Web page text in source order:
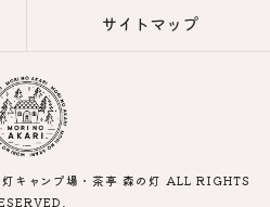
サイトマップ
キャンプ場・茶亭 森の灯 ALL RIGHTS